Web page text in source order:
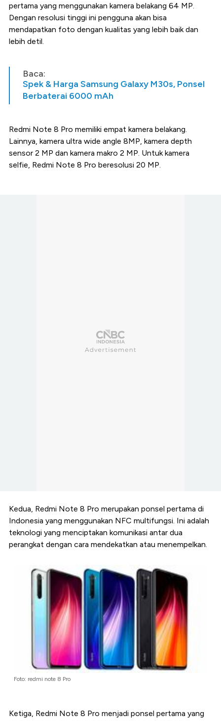
pertama yang menggunakan kamera belakang 64 MP.
Dengan resolusi tinggi ini pengguna akan bisa
mendapatkan foto dengan kualitas yang lebih baik dan
lebih detil.
Baca:
Spek & Harga Samsung Galaxy M30s, Ponsel
Berbaterai 6000 mAh
Redmi Note 8 Pro memiliki empat kamera belakang.
Lainnya, kamera ultra wide angle 8MP, kamera depth
sensor 2 MP dan kamera makro 2 MP. Untuk kamera
selfie, Redmi Note 8 Pro beresolusi 20 MP.
Kedua, Redmi Note 8 Pro merupakan ponsel pertama di
Indonesia yang menggunakan NFC multifungsi. Ini adalah
teknologi yang menciptakan komunikasi antar dua
perangkat dengan cara mendekatkan atau menempelkan.
Foto: redmi note 8 Pro
Ketiga, Redmi Note 8 Pro menjadi ponsel pertama yang